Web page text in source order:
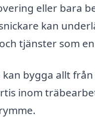
eller bara
kan
tjänster som
kan bygga allt
inom